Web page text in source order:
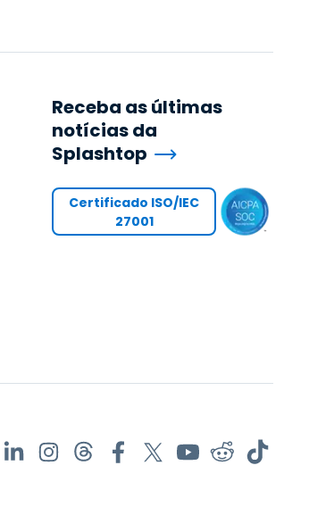
Receba as últimas
notícias da
Splashtop
Certificado ISO/IEC
27001